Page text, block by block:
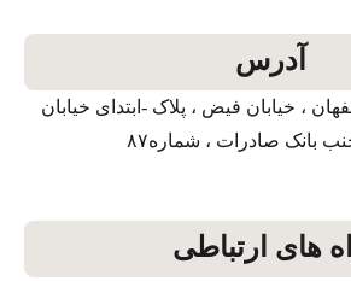
آدرس
، خیابان فیض ، پلاک -ابتدای خیابان
بانک صادرات ، شماره۸۷
های ارتباطی